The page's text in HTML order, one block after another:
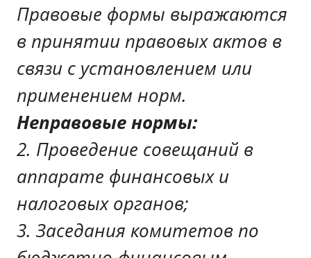
Правовые формы выражаются
в принятии правовых актов в
связи с установлением или
применением норм.
Неправовыенормы:
2. Проведение совещаний в
аппарате финансовых и
налоговых органов;
3. Заседания комитетов по